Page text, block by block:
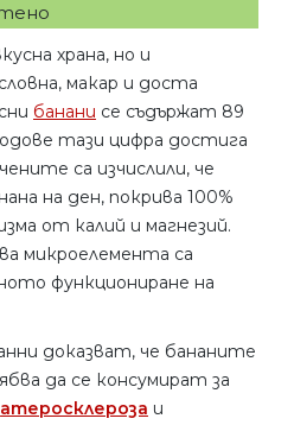
храна, но и
макар и доста
банани се съдържат 89
тази цифра достига
са изчислили, че
на ден, покрива 100%
от калий и магнезий.
микроелемента са
функциониране на
доказват, че бананите
да се консумират за
атеросклероза и